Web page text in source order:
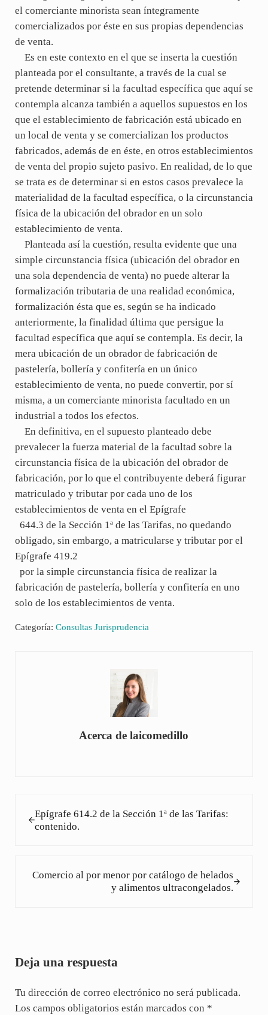
el comerciante minorista sean íntegramente
comercializados por éste en sus propias dependencias
de venta.
Es en este contexto en el que se inserta la cuestión
planteada por el consultante, a través de la cual se
pretende determinar si la facultad específica que aquí se
contempla alcanza también a aquellos supuestos en los
que el establecimiento de fabricación está ubicado en
un local de venta y se comercializan los productos
fabricados, además de en éste, en otros establecimientos
de venta del propio sujeto pasivo. En realidad, de lo que
se trata es de determinar si en estos casos prevalece la
materialidad de la facultad específica, o la circunstancia
física de la ubicación del obrador en un solo
establecimiento de venta.
Planteada así la cuestión, resulta evidente que una
simple circunstancia física (ubicación del obrador en
una sola dependencia de venta) no puede alterar la
formalización tributaria de una realidad económica,
formalización ésta que es, según se ha indicado
anteriormente, la finalidad última que persigue la
facultad específica que aquí se contempla. Es decir, la
mera ubicación de un obrador de fabricación de
pastelería, bollería y confitería en un único
establecimiento de venta, no puede convertir, por sí
misma, a un comerciante minorista facultado en un
industrial a todos los efectos.
En definitiva, en el supuesto planteado debe
prevalecer la fuerza material de la facultad sobre la
circunstancia física de la ubicación del obrador de
fabricación, por lo que el contribuyente deberá figurar
matriculado y tributar por cada uno de los
establecimientos de venta en el Epígrafe
644.3 de la Sección 1ª de las Tarifas, no quedando
obligado, sin embargo, a matricularse y tributar por el
Epígrafe 419.2
por la simple circunstancia física de realizar la
fabricación de pastelería, bollería y confitería en uno
solo de los establecimientos de venta.
Categoría: Consultas Jurisprudencia
Acerca delaicomedillo
Epígrafe 614.2 de la Sección 1ª de las Tarifas:
contenido.
Comercio al por menor por catálogo de helados
y alimentos ultracongelados.
Deja una respuesta
Tu dirección de correo electrónico no será publicada.
Los campos obligatorios están marcados con *